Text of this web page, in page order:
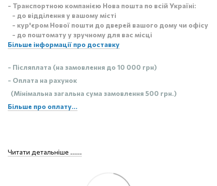
- Транспортною компанією Нова пошта по всій Україні:
- до відділення у вашому місті
- кур'єром Нової пошти до дверей вашого дому чи офісу
- до поштомату у зручному для вас місці
Більше інформації про доставку
- Післяплата (на замовлення до 10 000 грн)
- Оплата на рахунок
(Мінімальна загальна сума замовлення 500 грн.)
Більше про оплату...
Читати детальніше ......